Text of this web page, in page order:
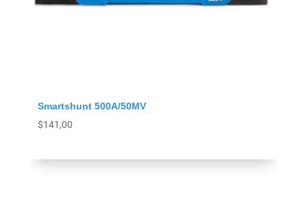
Smartshunt 500A/50MV
$141,00